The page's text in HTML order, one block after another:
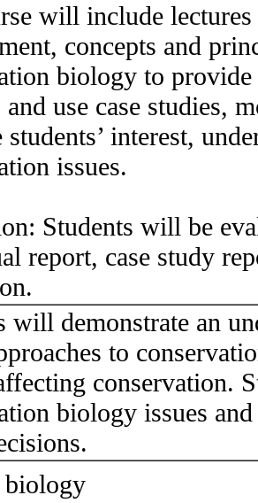
will include
concepts and
biology to
use case studies,
students’ interest,
issues.
Students will be
report, case study
will demonstrate an
to
conservation.
biology issues
biology